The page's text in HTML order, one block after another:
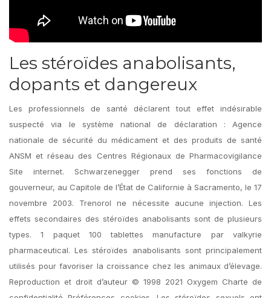
Les stéroïdes anabolisants,
dopants et dangereux
Les professionnels de santé déclarent tout effet indésirable
suspecté via le système national de déclaration : Agence
nationale de sécurité du médicament et des produits de santé
ANSM et réseau des Centres Régionaux de Pharmacovigilance
Site internet. Schwarzenegger prend ses fonctions de
gouverneur, au Capitole de l’État de Californie à Sacramento, le 17
novembre 2003. Trenorol ne nécessite aucune injection. Les
effets secondaires des stéroïdes anabolisants sont de plusieurs
types. 1 paquet 100 tablettes manufacture par valkyrie
pharmaceutical. Les stéroïdes anabolisants sont principalement
utilisés pour favoriser la croissance chez les animaux d’élevage.
Reproduction et droit d’auteur © 1998 2021 Oxygem Charte de